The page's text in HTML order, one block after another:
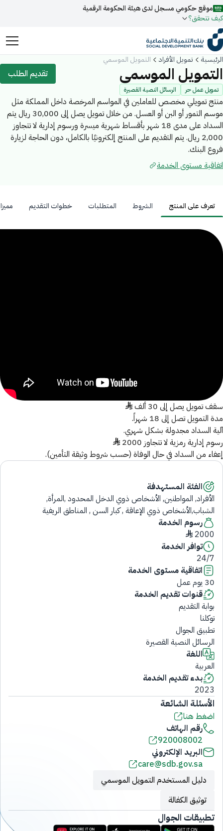
موقع حكومي مسجل لدى هيئة الحكومة الرقمية
كيف تتحقق؟
روابط المواقع الالكترونية الرسمية السعودية تنتهي بـ
.gov.sa
جميع روابط المواقع الرسمية التابعة للجهات الحكومية في المملكة
العربية السعودية تنتهي بـ .gov.sa
المواقع الالكترونية الحكومية تستخدم بروتوكولHTTPS
للتشفير و الأمان.
المواقع الالكترونية الآمنة في المملكة العربية السعودية تستخدم
بروتوكول HTTPS للتشفير.
ابحث
فعل البحث الذكي عبر نورة المدعومة بالذكاء الاصطناعي
اقتراحات
تمويل
الفئة المستهدفة
الأفراد, المواطنين, الأشخاص ذوي الدخل المحدود ,المرأة,
الشباب,الأشخاص ذوي الإعاقة , كبار السن , المناطق الريفية
رسوم الخدمة
2000 ♦
توافر الخدمة
24/7
اتفاقية مستوى الخدمة
30 يوم عمل
قنوات تقديم الخدمة
بوابة التقديم
توكلنا
تطبيق الجوال
الرسائل النصية القصيرة
اللغة
العربية
بدء تقديم الخدمة
2023
الأسئلة الشائعة
اضغط هنا
رقم الهاتف
920008002
البريد الإلكتروني
care@sdb.gov.sa
دليل المستخدم التمويل الموسمي
توثيق الكفالة
تطبيقات الجوال
الرئيسية تمويل الأفراد التمويل الموسمي
التمويل الموسمي تقديم الطلب
تمويل عمل حر الرسائل النصية القصيرة
منتج تمويلي مخصص للعاملين في المواسم المرخصة داخل المملكة مثل
موسم التمور أو البن أو العسل. من خلال تمويل يصل إلى 30,000 ريال يتم
السداد على مدى 18 شهر بأقساط شهرية ميسرة ورسوم إدارية لا تتجاوز
2,000 ريال. يتم التقديم على المنتج إلكترونيًا بالكامل، دون الحاجة لزيارة
فروع البنك.
اتفاقية مستوى الخدمة
تعرف على المنتج الشروط المتطلبات خطوات التقديم
تعرف على المنتج
سقف تمويل يصل إلى 30 ألف ♦
مدة التمويل تصل إلى 18 شهراً.
آلية السداد مجدولة بشكل شهري.
رسوم إدارية رمزية لا تتجاوز 2000 ♦
إعفاء من السداد في حال الوفاة (حسب شروط وثيقة التأمين).